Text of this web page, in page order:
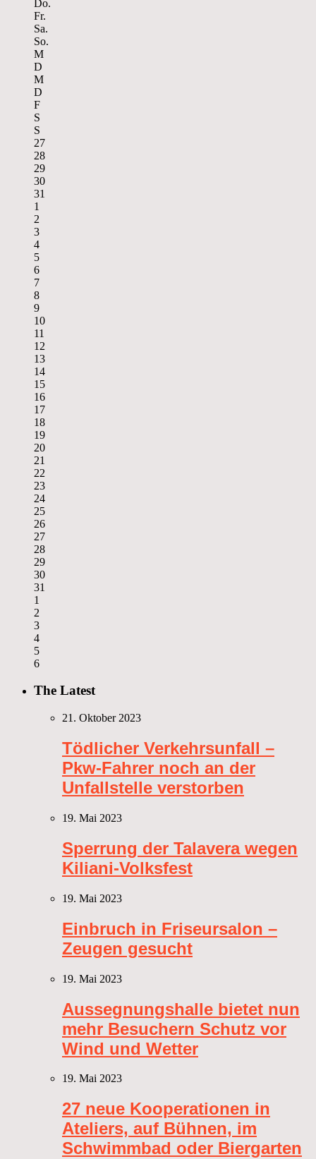
Do.
Fr.
Sa.
So.
M
D
M
D
F
S
S
27
28
29
30
31
1
2
3
4
5
6
7
8
9
10
11
12
13
14
15
16
17
18
19
20
21
22
23
24
25
26
27
28
29
30
31
1
2
3
4
5
6
The Latest
21. Oktober 2023
Tödlicher Verkehrsunfall –
Pkw-Fahrer noch an der
Unfallstelle verstorben
19. Mai 2023
Sperrung der Talavera wegen
Kiliani-Volksfest
19. Mai 2023
Einbruch in Friseursalon –
Zeugen gesucht
19. Mai 2023
Aussegnungshalle bietet nun
mehr Besuchern Schutz vor
Wind und Wetter
19. Mai 2023
27 neue Kooperationen in
Ateliers, auf Bühnen, im
Schwimmbad oder Biergarten